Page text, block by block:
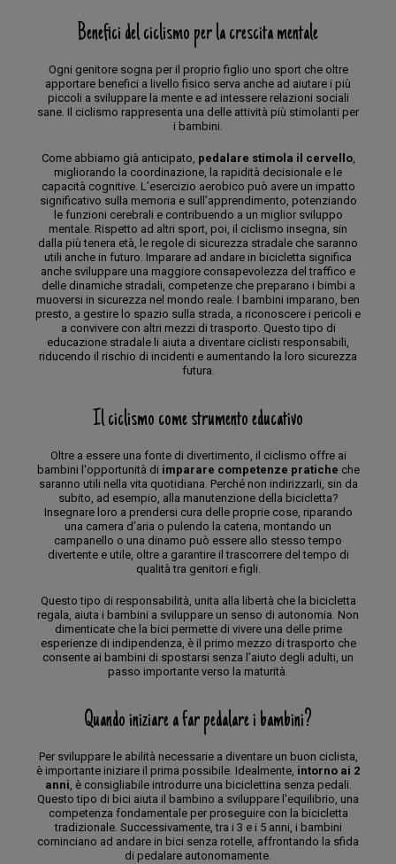
Benefici del ciclismo per la crescita mentale
Ogni genitore sogna per il proprio figlio uno sport che oltre
apportare benefici a livello fisico serva anche ad aiutare i più
piccoli a sviluppare la mente e ad intessere relazioni sociali
sane. Il ciclismo rappresenta una delle attività più stimolanti per
i bambini.
Come abbiamo già anticipato, pedalare stimola il cervello,
migliorando la coordinazione, la rapidità decisionale e le
capacità cognitive. L’esercizio aerobico può avere un impatto
significativo sulla memoria e sull’apprendimento, potenziando
le funzioni cerebrali e contribuendo a un miglior sviluppo
mentale. Rispetto ad altri sport, poi, il ciclismo insegna, sin
dalla più tenera età, le regole di sicurezza stradale che saranno
utili anche in futuro. Imparare ad andare in bicicletta significa
anche sviluppare una maggiore consapevolezza del traffico e
delle dinamiche stradali, competenze che preparano i bimbi a
muoversi in sicurezza nel mondo reale. I bambini imparano, ben
presto, a gestire lo spazio sulla strada, a riconoscere i pericoli e
a convivere con altri mezzi di trasporto. Questo tipo di
educazione stradale li aiuta a diventare ciclisti responsabili,
riducendo il rischio di incidenti e aumentando la loro sicurezza
futura.
Il ciclismo come strumento educativo
Oltre a essere una fonte di divertimento, il ciclismo offre ai
bambini l'opportunità di imparare competenze pratiche che
saranno utili nella vita quotidiana. Perché non indirizzarli, sin da
subito, ad esempio, alla manutenzione della bicicletta?
Insegnare loro a prendersi cura delle proprie cose, riparando
una camera d’aria o pulendo la catena, montando un
campanello o una dinamo può essere allo stesso tempo
divertente e utile, oltre a garantire il trascorrere del tempo di
qualità tra genitori e figli.
Questo tipo di responsabilità, unita alla libertà che la bicicletta
regala, aiuta i bambini a sviluppare un senso di autonomia. Non
dimenticate che la bici permette di vivere una delle prime
esperienze di indipendenza, è il primo mezzo di trasporto che
consente ai bambini di spostarsi senza l’aiuto degli adulti, un
passo importante verso la maturità.
Quando iniziare a far pedalare i bambini?
Per sviluppare le abilità necessarie a diventare un buon ciclista,
è importante iniziare il prima possibile. Idealmente, intorno ai 2
anni, è consigliabile introdurre una biciclettina senza pedali.
Questo tipo di bici aiuta il bambino a sviluppare l'equilibrio, una
competenza fondamentale per proseguire con la bicicletta
tradizionale. Successivamente, tra i 3 e i 5 anni, i bambini
cominciano ad andare in bici senza rotelle, affrontando la sfida
di pedalare autonomamente.